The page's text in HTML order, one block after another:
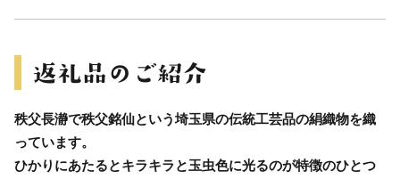
秩父長瀞で秩父銘仙という埼玉県の伝統工芸品の絹織物を織
っています。
ひかりにあたるとキラキラと玉虫色に光るのが特徴のひとつ